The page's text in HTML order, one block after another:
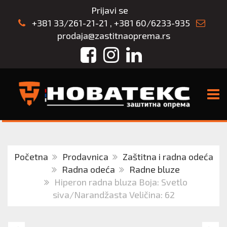
Prijavi se
+381 33/261-21-21 , +381 60/6233-935
prodaja@zastitnaoprema.rs
FacebookInstagram
LinkedIn
Početna Prodavnica
Zaštitna i radna odeća
Radna odeća
Radne bluze
Hiperon radna bluza Boja: Svetlo
siva/Narandžasta Veličina: 62